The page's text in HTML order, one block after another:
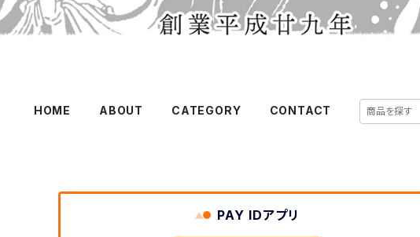
HOME ABOUT CATEGORY CONTACT
PAY IDアプリ